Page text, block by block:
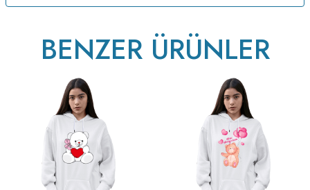
BENZER ÜRÜNLER